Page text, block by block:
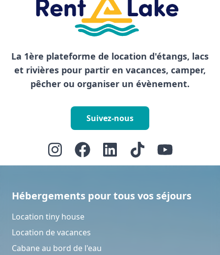
La 1ère plateforme de location d'étangs, lacs
et rivières pour partir en vacances, camper,
pêcher ou organiser un évènement.
Suivez-nous
Hébergements pour tous vos séjours
Location tiny house
Location de vacances
Cabane au bord de l'eau